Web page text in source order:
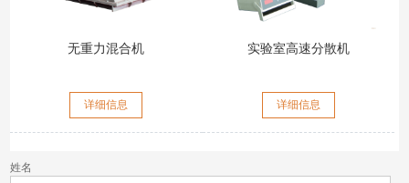
无重力混合机
详细信息
实验室高速分散机
详细信息
姓名